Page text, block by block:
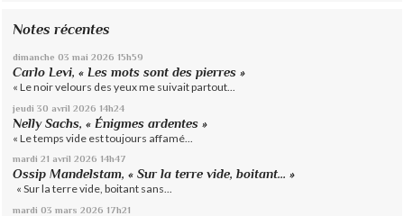
Notes récentes
dimanche 03 mai 2026 15h59
Carlo Levi, « Les mots sont des pierres »
« Le noir velours des yeux me suivait partout...
jeudi 30 avril 2026 14h24
Nelly Sachs, « Énigmes ardentes »
« Le temps vide est toujours affamé...
mardi 21 avril 2026 14h47
Ossip Mandelstam, « Sur la terre vide, boitant… »
« Sur la terre vide, boitant sans...
mardi 03 mars 2026 17h21